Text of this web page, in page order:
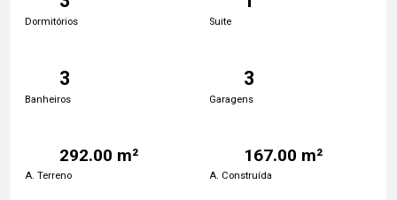
Dormitórios Suite
3
Banheiros
3
Garagens
292.00 m²
A. Terreno
167.00 m²
A. Construída